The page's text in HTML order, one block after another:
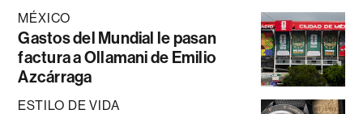
MÉXICO
Gastos del Mundial le pasan
factura a Ollamani de Emilio
Azcárraga
ESTILO DE VIDA